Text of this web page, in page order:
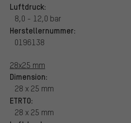
Luftdruck:
8,0 - 12,0 bar
Herstellernummer:
0196138
28x25 mm
Dimension:
28 x 25 mm
ETRTO:
28 x 25 mm